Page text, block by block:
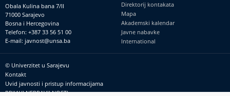
Obala Kulina bana 7/II
71000 Sarajevo
Bosna i Hercegovina
Telefon: +387 33 56 51 00
E-mail: javnost@unsa.ba
Direktorij kontakata
Mapa
Akademski kalendar
Javne nabavke
International
Footer
meni
© Univerzitet u Sarajevu
Kontakt
Uvid javnosti i pristup informacijama
PRIJAVI NEPRAVILNOSTI